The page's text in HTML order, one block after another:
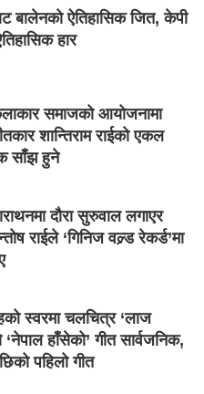
बालेनको ऐतिहासिक जित, केपी
हार
समाजको आयोजनामा
शान्तिराम राईको एकल
साँझ हुने
दौरा सुरुवाल लगाएर
राईले ‘गिनिज वल्र्ड रेकर्ड’मा
स्वरमा चलचित्र ‘लाज
हाँसेको’ गीत सार्वजनिक,
पहिलो गीत